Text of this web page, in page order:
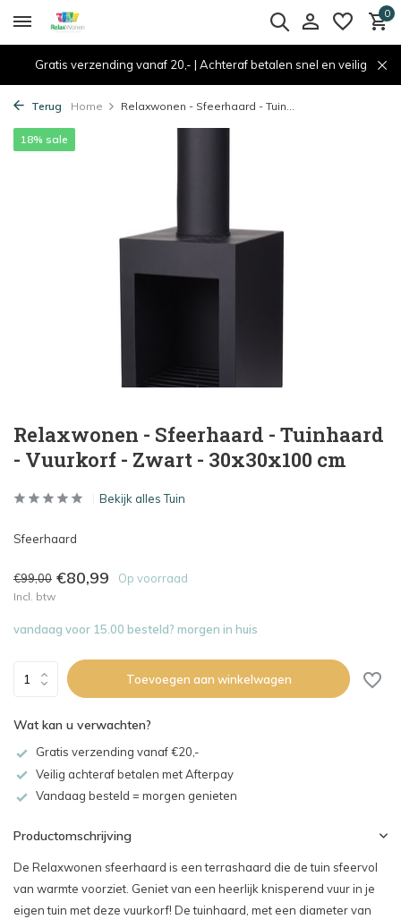
0
Gratis verzending vanaf 20,- | Achteraf betalen snel en veilig
Terug Home Relaxwonen - Sfeerhaard - Tuin...
Relaxwonen - Sfeerhaard - Tuinhaard
- Vuurkorf - Zwart - 30x30x100 cm
18% sale
Bekijk alles Tuin
Sfeerhaard
€99,00 €80,99 Op voorraad
Incl. btw
vandaag voor 15.00 besteld? morgen in huis
Toevoegen aan winkelwagen
Wat kan u verwachten?
Gratis verzending vanaf €20,-
Veilig achteraf betalen met Afterpay
Vandaag besteld = morgen genieten
Productomschrijving
De Relaxwonen sfeerhaard is een terrashaard die de tuin sfeervol
van warmte voorziet. Geniet van een heerlijk knisperend vuur in je
eigen tuin met deze vuurkorf! De tuinhaard, met een diameter van